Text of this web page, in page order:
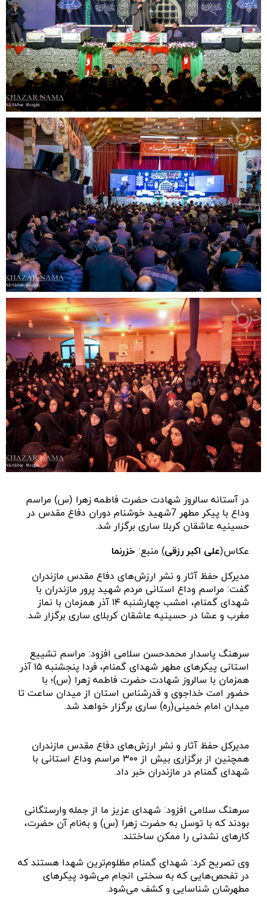
در آستانه سالروز شهادت حضرت فاطمه زهرا (س) مراسم
وداع با پیکر مطهر 7شهید خوشنام دوران دفاع مقدس در
حسینیه عاشقان کربلا ساری برگزار شد.
عکاس(علی اکبر رزقی) منبع: خزرنما
مدیرکل حفظ آثار و نشر ارزش‌های دفاع مقدس مازندران
گفت: مراسم وداع استانی مردم شهید پرور مازندران با
شهدای گمنام، امشب چهارشنبه ۱۴ آذر همزمان با نماز
مغرب و عشا در حسینیه عاشقان کربلای ساری برگزار شد.
سرهنگ پاسدار محمدحسن سلامی افزود: مراسم تشییع
استانی پیکر‌های مطهر شهدای گمنام، فردا پنجشنبه ۱۵ آذر
همزمان با سالروز شهادت حضرت فاطمه زهرا (س)؛ با
حضور امت خداجوی و قدرشناس استان از میدان ساعت تا
میدان امام خمینی(ره) ساری برگزار خواهد شد.
مدیرکل حفظ آثار و نشر ارزش‌های دفاع مقدس مازندران
همچنین از برگزاری بیش از ۳۰۰ مراسم وداع استانی با
شهدای گمنام در مازندران خبر داد.
سرهنگ سلامی افزود: شهدای عزیز ما از جمله وارستگانی
بودند که با توسل به حضرت زهرا (س) و به‌نام آن حضرت،
کار‌های نشدنی را ممکن ساختند.
وی تصریح کرد: شهدای گمنام مظلوم‌ترین شهدا هستند که
در تفحص‌هایی که به سختی انجام می‌شود پیکر‌های
مطهرشان شناسایی و کشف می‌شود.